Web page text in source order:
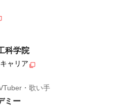
科学院
キャリア
・歌い手
ミー